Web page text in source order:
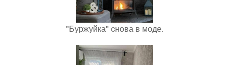
"Буржуйка" cнова в моде.